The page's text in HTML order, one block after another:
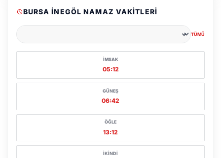
BURSA İNEGÖL NAMAZ VAKITLERI
TÜMÜ
İMSAK
05:12
GÜNEŞ
06:42
ÖĞLE
13:12
İKINDI